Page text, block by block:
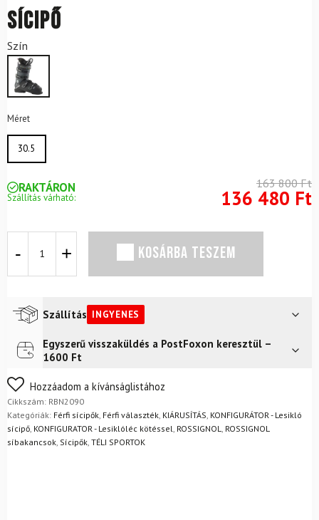
sícipő
Szín
Méret
30.5
RAKTÁRON
Szállítás várható:
163 800Ft
136 480 Ft
Hi-
MV
sícipő
mennyiség
KOSÁRBA TESZEM
Szállítás INGYENES
Futár a címreIngyenes
FoxPost
Egyszerű visszaküldés a PostFoxon keresztül –
1600 Ft
Nem biztos a választásában? Semmi gond – a terméket
egyszerűen visszaküldheti 14 napon belül, indoklás nélkül.
Mik a visszaküldés feltételei?
Hozzáadom a kívánságlistához
Cikkszám: RBN2090
Kategóriák: Férfi sícipők Férfi választék KIÁRUSÍTÁS KONFIGURÁTOR - Lesikló
sícipő KONFIGURATOR - Lesiklóléc kötéssel ROSSIGNOL
ROSSIGNOL
síbakancsok Sícipők TÉLI SPORTOK